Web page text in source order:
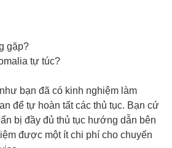
gặp?
tự túc?
bạn đã có kinh nghiệm làm
để tự hoàn tất các thủ tục. Bạn cứ
bị đầy đủ thủ tục hướng dẫn bên
được một ít chi phí cho chuyến